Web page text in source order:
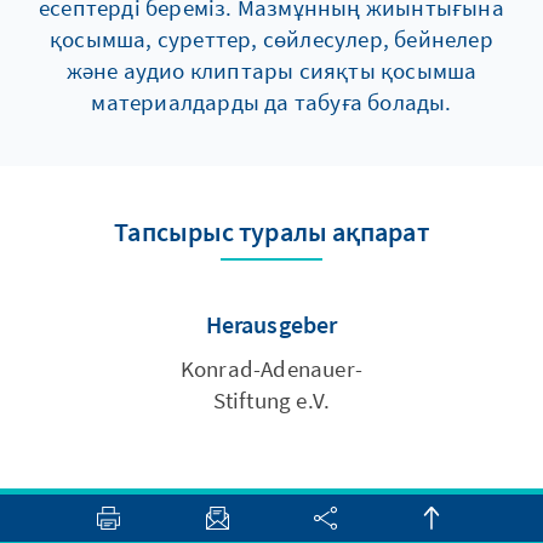
есептерді береміз. Мазмұнның жиынтығына
қосымша, суреттер, сөйлесулер, бейнелер
және аудио клиптары сияқты қосымша
материалдарды да табуға болады.
Тапсырыс туралы ақпарат
Herausgeber
Konrad-Adenauer-
Stiftung e.V.